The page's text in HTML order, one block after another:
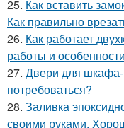
25. Как вставить
Как правильно
26. Как работает
работы и
27. Двери для
потребоваться?
28. Заливка
своими руками.